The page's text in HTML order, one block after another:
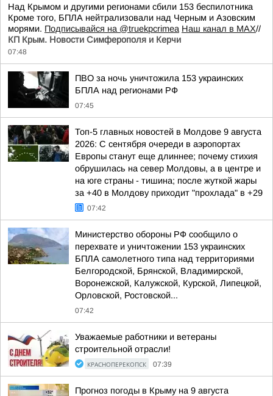
Над Крымом и другими регионами сбили 153 беспилотника
Кроме того, БПЛА нейтрализовали над Черным и Азовским
морями. Подписывайся на @truekpcrimea Наш канал в MAX//
КП Крым. Новости Симферополя и Керчи
07:48
ПВО за ночь уничтожила 153 украинских
БПЛА над регионами РФ
07:45
Топ-5 главных новостей в Молдове 9 августа
2026: С сентября очереди в аэропортах
Европы станут еще длиннее; почему стихия
обрушилась на север Молдовы, а в центре и
на юге страны - тишина; после жуткой жары
за +40 в Молдову приходит "прохлада" в +29
07:42
Министерство обороны РФ сообщило о
перехвате и уничтожении 153 украинских
БПЛА самолетного типа над территориями
Белгородской, Брянской, Владимирской,
Воронежской, Калужской, Курской, Липецкой,
Орловской, Ростовской...
07:42
Уважаемые работники и ветераны
строительной отрасли!
КРАСНОПЕРЕКОПСК 07:39
Прогноз погоды в Крыму на 9 августа